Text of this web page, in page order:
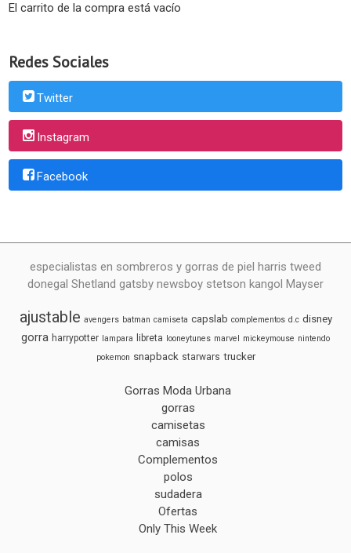
El carrito de la compra está vacío
Redes Sociales
Twitter
Instagram
Facebook
especialistas en sombreros y gorras de piel harris tweed
donegal Shetland gatsby newsboy stetson kangol Mayser
ajustable avengers batman camiseta capslab complementos d.c disney
gorra harrypotter lampara libreta looneytunes marvel mickeymouse nintendo
pokemon snapback starwars trucker
Gorras Moda Urbana
gorras
camisetas
camisas
Complementos
polos
sudadera
Ofertas
Only This Week